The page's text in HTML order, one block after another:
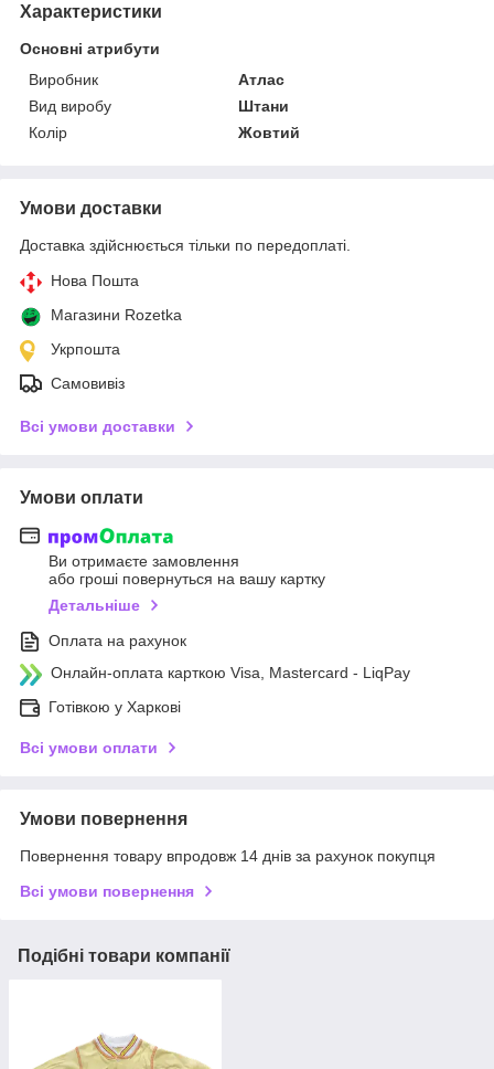
Характеристики
Основні атрибути
Виробник
Атлас
Вид виробу
Штани
Колір
Жовтий
Умови доставки
Доставка здійснюється тільки по передоплаті.
Нова Пошта
Магазини Rozetka
Укрпошта
Самовивіз
Всі умови доставки
Умови оплати
Ви отримаєте замовлення
або гроші повернуться на вашу картку
Детальніше
Оплата на рахунок
Онлайн-оплата карткою Visa, Mastercard - LiqPay
Готівкою у Харкові
Всі умови оплати
Умови повернення
Повернення товару впродовж 14 днів за рахунок покупця
Всі умови повернення
Подібні товари компанії